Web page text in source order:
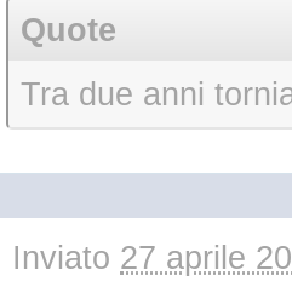
Quote
Tra due anni
Inviato 27 aprile